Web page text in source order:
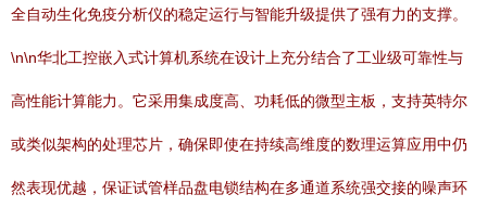
全自动生化免疫分析仪的稳定运行与智能升级提供了强有力的支撑。
\n\n华北工控嵌入式计算机系统在设计上充分结合了工业级可靠性与
高性能计算能力。它采用集成度高、功耗低的微型主板，支持英特尔
或类似架构的处理芯片，确保即使在持续高维度的数理运算应用中仍
然表现优越，保证试管样品盘电锁结构在多通道系统强交接的噪声环